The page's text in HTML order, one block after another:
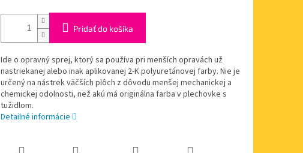
Pridať do košíka
Ide o opravný sprej, ktorý sa používa pri menších opravách už
nastriekanej alebo inak aplikovanej 2-K polyuretánovej farby. Nie je
určený na nástrek väčších plôch z dôvodu menšej mechanickej a
chemickej odolnosti, než akú má originálna farba v plechovke s
tužidlom.
Detailné informácie